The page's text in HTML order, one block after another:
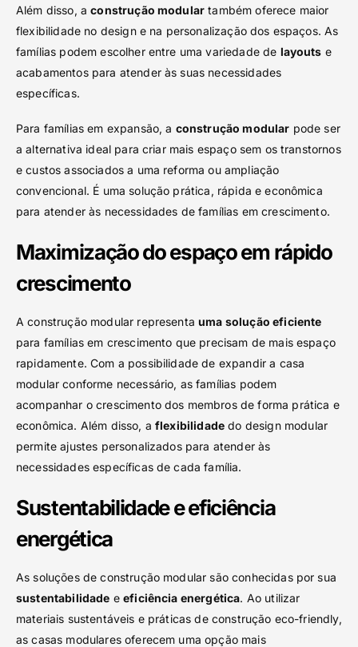
Além disso, aconstrução modular também oferece maior
flexibilidade no design e na personalização dos espaços. As
famílias podem escolher entre uma variedade de layouts e
acabamentos para atender às suas necessidades
específicas.
Para famílias em expansão, a construção modular pode ser
a alternativa ideal para criar mais espaço sem os transtornos
e custos associados a uma reforma ou ampliação
convencional. É uma solução prática, rápida e econômica
para atender às necessidades de famílias em crescimento.
Maximização do espaço em rápido
crescimento
A construção modular representauma solução eficiente
para famílias em crescimento que precisam de mais espaço
rapidamente. Com a possibilidade de expandir a casa
modular conforme necessário, as famílias podem
acompanhar o crescimento dos membros de forma prática e
econômica. Além disso, aflexibilidade do design modular
permite ajustes personalizados para atender às
necessidades específicas de cada família.
Sustentabilidade e eficiência
energética
As soluções de construção modular são conhecidas por sua
sustentabilidade eeficiência energética. Ao utilizar
materiais sustentáveis e práticas de construção eco-friendly,
as casas modulares oferecem uma opção mais